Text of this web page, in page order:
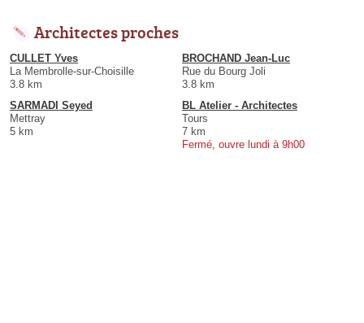
Architectes proches
CULLET Yves
La Membrolle-sur-Choisille
3.8 km
BROCHAND Jean-Luc
Rue du Bourg Joli
3.8 km
SARMADI Seyed
Mettray
5 km
BL Atelier - Architectes
Tours
7 km
Fermé, ouvre lundi à 9h00